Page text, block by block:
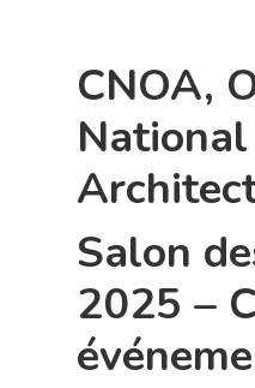
CNOA,
Salon
2025 –